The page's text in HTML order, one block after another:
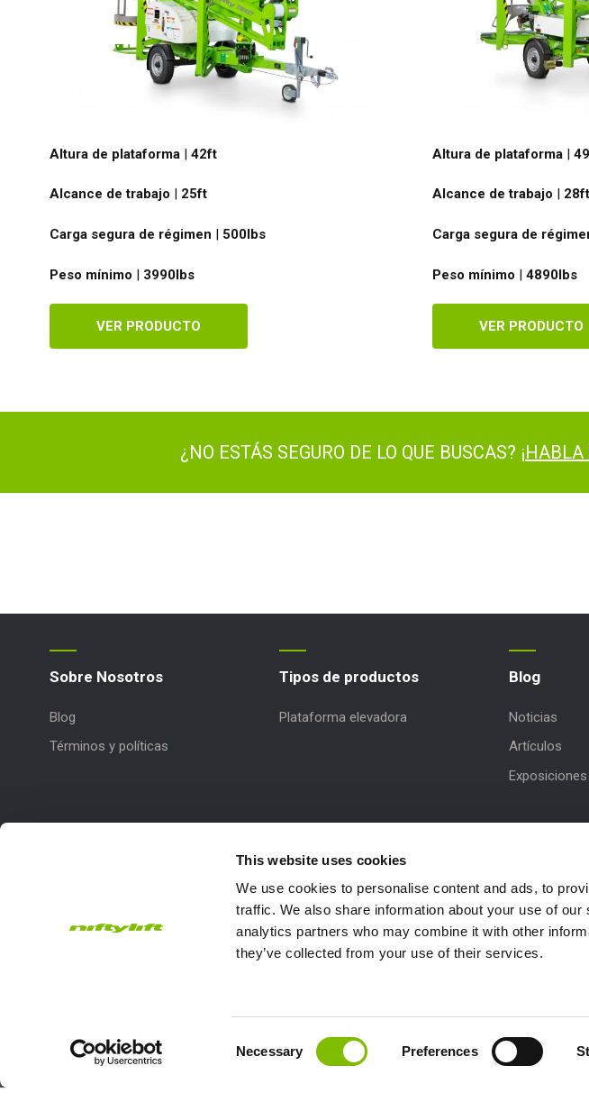
This website uses cookies
We use cookies to personalise content and ads, to
traffic. We also share information about your use of
analytics partners who may combine it with other
they’ve collected from your use of their services.
Necessary Preferences
Altura de plataforma| 42ft
Alcance de trabajo 25ft
Carga segura de régimen | 500lbs
Peso mínimo | 3990lbs
VER PRODUCTO
Altura de plataforma|
Alcance de trabajo
Carga segura de
Peso mínimo | 4890lbs
VER PRODUCTO
¿NO ESTÁS SEGURO DE LO QUE BUSCAS? ¡HABLA
Sobre Nosotros
Blog
Términos y políticas
Tipos de productos
Plataforma elevadora
Blog
Noticias
Artículos
Exposiciones
touch with you and to provide updates and marketing.
Email
Country
Estados Unidos de América